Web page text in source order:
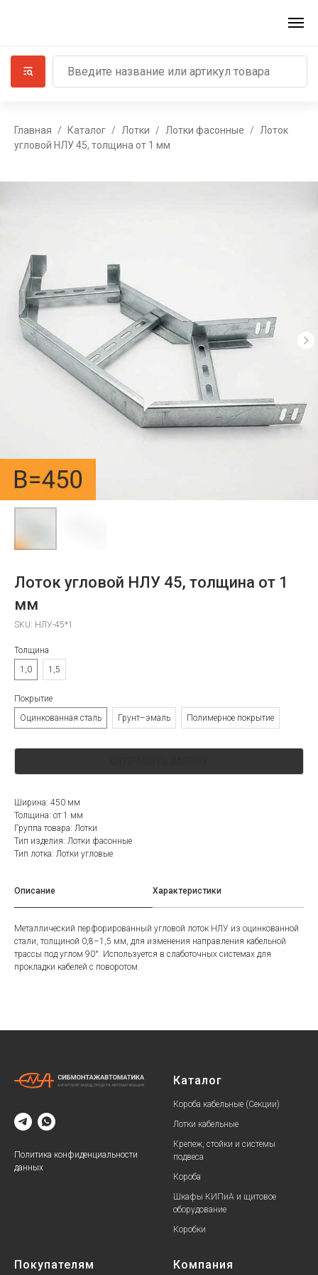
Главная Каталог Лотки Лотки фасонные
Лоток
угловой НЛУ 45, толщина от 1 мм
Лоток угловой НЛУ 45, толщина от 1
мм
SKU: НЛУ-45*1
Толщина
1,0
1,5
Покрытие
Оцинкованная сталь
Грунт–эмаль Полимерное покрытие
Ширина: 450 мм
Толщина: от 1 мм
Группа товара: Лотки
Тип изделия: Лотки фасонные
Тип лотка: Лотки угловые
Описание Характеристики
Металлический перфорированный угловой лоток НЛУ из оцинкованной
стали, толщиной 0,8–1,5 мм, для изменения направления кабельной
трассы под углом 90°. Используется в слаботочных системах для
прокладки кабелей с поворотом.
Политика конфиденциальности
данных
Каталог
Короба кабельные (Секции)
Лотки кабельные
Крепеж, стойки и системы
подвеса
Короба
Шкафы КИПиА и щитовое
оборудование
Коробки
Покупателям Компания